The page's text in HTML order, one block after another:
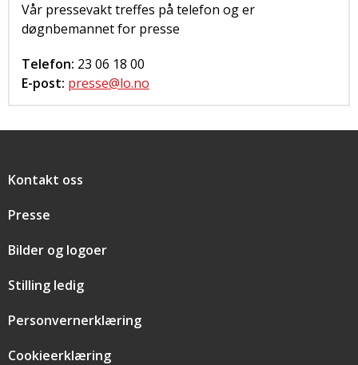
Vår pressevakt treffes på telefon og er
døgnbemannet for presse
Telefon: 23 06 18 00
E-post: presse@lo.no
Snarveier
Kontakt oss
Presse
Bilder og logoer
Stilling ledig
Personvernerklæring
Cookieerklæring